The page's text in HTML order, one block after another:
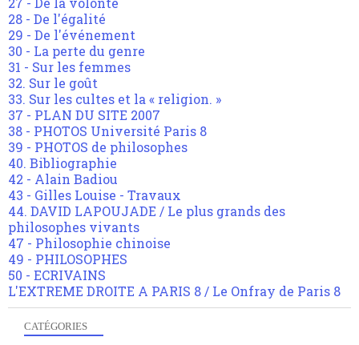
28 - De l'égalité
29 - De l'événement
30 - La perte du genre
31 - Sur les femmes
32. Sur le goût
33. Sur les cultes et la « religion. »
37 - PLAN DU SITE 2007
38 - PHOTOS Université Paris 8
39 - PHOTOS de philosophes
40. Bibliographie
42 - Alain Badiou
43 - Gilles Louise - Travaux
44. DAVID LAPOUJADE / Le plus grands des
philosophes vivants
47 - Philosophie chinoise
49 - PHILOSOPHES
50 - ECRIVAINS
L'EXTREME DROITE A PARIS 8 / Le Onfray de Paris 8
CATÉGORIES